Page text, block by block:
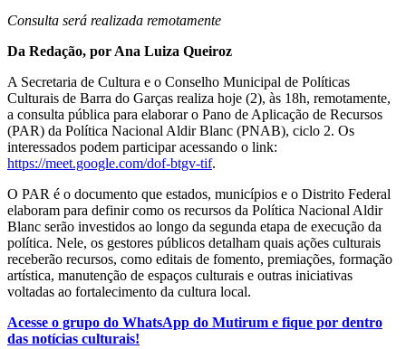
Consulta será realizada remotamente
Da Redação, por Ana Luiza Queiroz
A Secretaria de Cultura e o Conselho Municipal de Políticas
Culturais de Barra do Garças realiza hoje (2), às 18h, remotamente,
a consulta pública para elaborar o Pano de Aplicação de Recursos
(PAR) da Política Nacional Aldir Blanc (PNAB), ciclo 2. Os
interessados podem participar acessando o link:
https://meet.google.com/dof-btgv-tif.
O PAR é o documento que estados, municípios e o Distrito Federal
elaboram para definir como os recursos da Política Nacional Aldir
Blanc serão investidos ao longo da segunda etapa de execução da
política. Nele, os gestores públicos detalham quais ações culturais
receberão recursos, como editais de fomento, premiações, formação
artística, manutenção de espaços culturais e outras iniciativas
voltadas ao fortalecimento da cultura local.
Acesse o grupo do WhatsApp do Mutirum e fique por dentro
das notícias culturais!